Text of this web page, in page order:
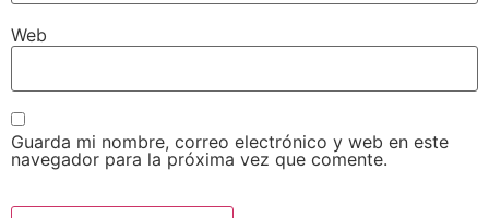
Web
Guarda mi nombre, correo electrónico y web en este
navegador para la próxima vez que comente.